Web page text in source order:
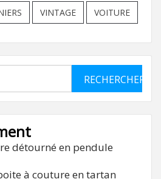
VINTAGE VOITURE
détourné en pendule
à couture en tartan